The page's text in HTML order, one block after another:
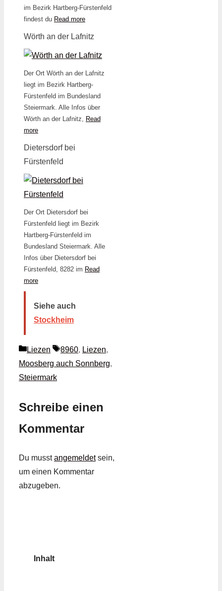
im Bezirk Hartberg-Fürstenfeld
findest du Read more
Wörth an der Lafnitz
Der Ort Wörth an der Lafnitz
liegt im Bezirk Hartberg-
Fürstenfeld im Bundesland
Steiermark. Alle Infos über
Wörth an der Lafnitz, Read
more
Dietersdorf bei
Fürstenfeld
Der Ort Dietersdorf bei
Fürstenfeld liegt im Bezirk
Hartberg-Fürstenfeld im
Bundesland Steiermark. Alle
Infos über Dietersdorf bei
Fürstenfeld, 8282 im Read
more
Siehe auch
Stockheim
Kategorien
Liezen Schlagwörter
8960, Liezen,
Moosberg auch Sonnberg,
Steiermark
Schreibe einen
Kommentar
Du musstangemeldetsein,
um einen Kommentar
abzugeben.
Inhalt